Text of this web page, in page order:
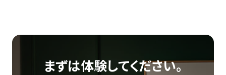
まずは体験してください。